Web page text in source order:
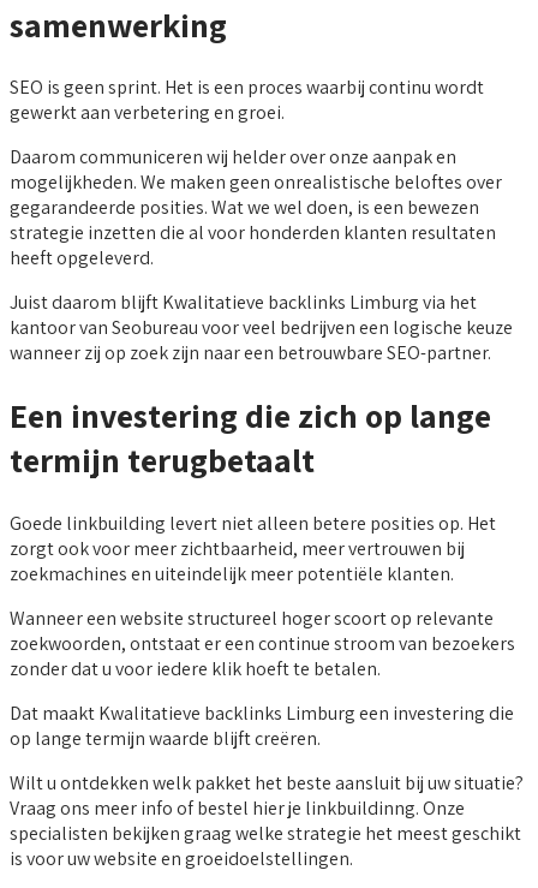
samenwerking
SEO is geen sprint. Het is een proces waarbij continu wordt
gewerkt aan verbetering en groei.
Daarom communiceren wij helder over onze aanpak en
mogelijkheden. We maken geen onrealistische beloftes over
gegarandeerde posities. Wat we wel doen, is een bewezen
strategie inzetten die al voor honderden klanten resultaten
heeft opgeleverd.
Juist daarom blijft Kwalitatieve backlinks Limburg via het
kantoor van Seobureau voor veel bedrijven een logische keuze
wanneer zij op zoek zijn naar een betrouwbare SEO-partner.
Een investering die zich op lange
termijn terugbetaalt
Goede linkbuilding levert niet alleen betere posities op. Het
zorgt ook voor meer zichtbaarheid, meer vertrouwen bij
zoekmachines en uiteindelijk meer potentiële klanten.
Wanneer een website structureel hoger scoort op relevante
zoekwoorden, ontstaat er een continue stroom van bezoekers
zonder dat u voor iedere klik hoeft te betalen.
Dat maakt Kwalitatieve backlinks Limburg een investering die
op lange termijn waarde blijft creëren.
Wilt u ontdekken welk pakket het beste aansluit bij uw situatie?
Vraag ons meer info of bestel hier je linkbuildinng. Onze
specialisten bekijken graag welke strategie het meest geschikt
is voor uw website en groeidoelstellingen.